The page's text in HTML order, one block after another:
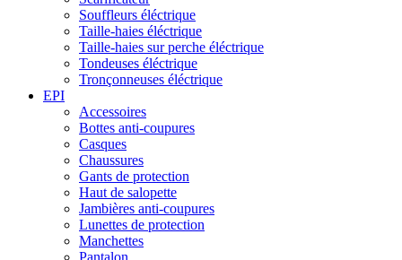
Souffleurs éléctrique
Taille-haies éléctrique
Taille-haies sur perche éléctrique
Tondeuses éléctrique
Tronçonneuses éléctrique
EPI
Accessoires
Bottes anti-coupures
Casques
Chaussures
Gants de protection
Haut de salopette
Jambières anti-coupures
Lunettes de protection
Manchettes
Pantalon